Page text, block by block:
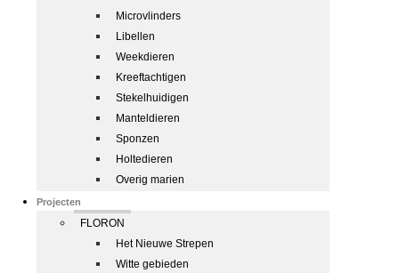
Microvlinders
Libellen
Weekdieren
Kreeftachtigen
Stekelhuidigen
Manteldieren
Sponzen
Holtedieren
Overig marien
Projecten
FLORON
Het Nieuwe Strepen
Witte gebieden